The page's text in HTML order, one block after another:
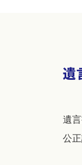
遺
遺
公